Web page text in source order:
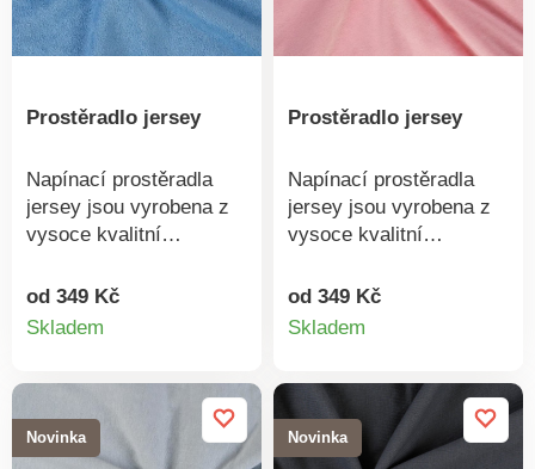
Prostěradlo jersey
Napínací prostěradla
jersey jsou vyrobena z
vysoce kvalitní
vyrobena z česaných
přízí, které jsou
Doporučujeme praní na
60 °C
od 349 Kč
Skladem
Prostěradlo jersey
Napínací prostěradla
jersey jsou vyrobena z
vysoce kvalitní
vyrobena z česaných
přízí, které jsou
bavlnaVyrobeno v
ČRDoporučujeme praní
na 60 °C
od 349 Kč
Skladem
Novinka Novinka